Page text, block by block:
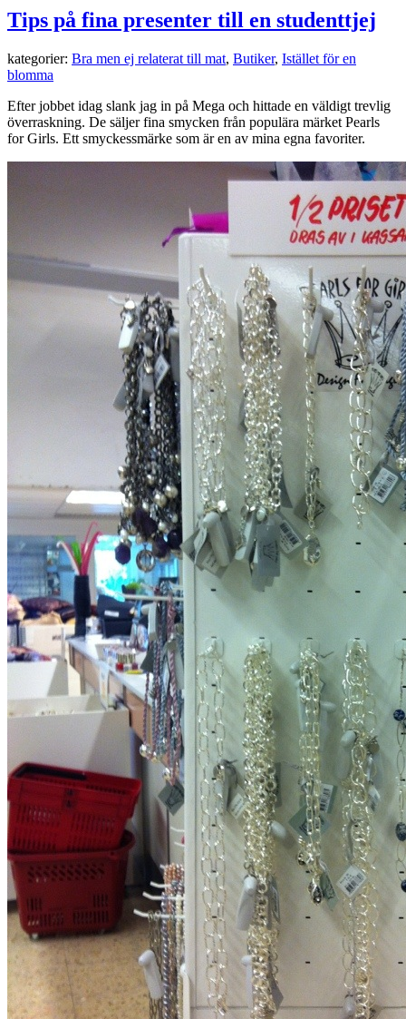
Tips på fina presenter till en studenttjej
kategorier: Bra men ej relaterat till mat, Butiker, Istället för en
blomma
Efter jobbet idag slank jag in på Mega och hittade en väldigt trevlig
överraskning. De säljer fina smycken från populära märket Pearls
for Girls. Ett smyckessmärke som är en av mina egna favoriter.